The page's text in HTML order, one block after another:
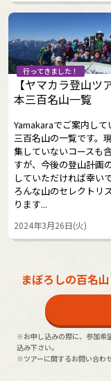
行ってきました！
【ヤマカラ登山ツ
本三百名山一覧
Yamakaraでご案内して
三百名山の一覧です。
集していないコースも
すが、今後の登山計画
していただければ幸い
ろんな山のセレクトリ
ります...
2024年3月26日(火)
まぼろしの百名
※お申し込みの際に、参加希
込み下さい。
※ツアーに関するお問い合わ